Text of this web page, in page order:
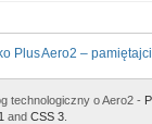
PlusAero2 –
technologiczny o Aero2 -
and CSS 3